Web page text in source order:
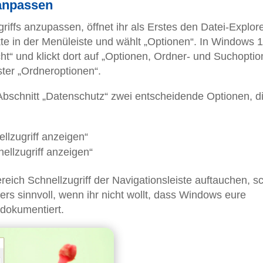
anzupassen, öffnet ihr als Erstes den Datei-
in der Menüleiste und wählt „Optionen“. In Windows
und klickt dort auf „Optionen, Ordner- und
„Ordneroptionen“.
„Datenschutz“ zwei entscheidende Optionen,
anzeigen“
anzeigen“
Schnellzugriff der Navigationsleiste auftauchen,
sinnvoll, wenn ihr nicht wollt, dass Windows eure